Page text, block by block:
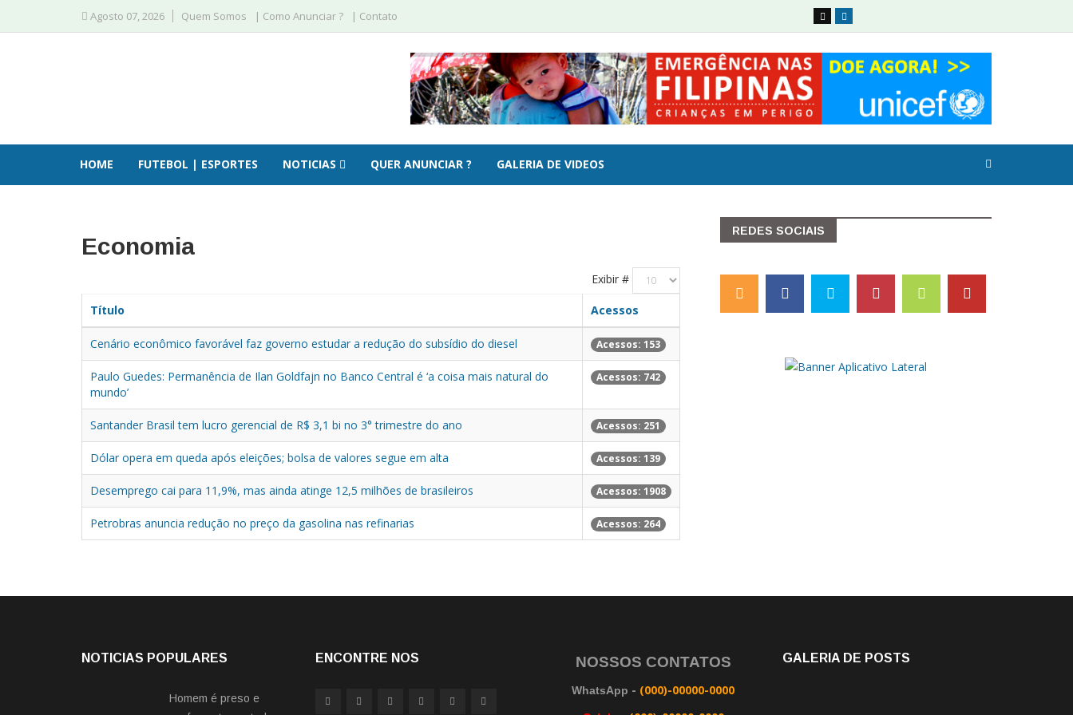
Agosto 07, 2026 Quem Somos | Como Anunciar ? | Contato
HOME FUTEBOL | ESPORTES NOTICIAS QUER ANUNCIAR ? GALERIA DE VIDEOS
Economia
Exibir #
Título Acessos
Cenário econômico favorável faz governo estudar a redução do subsídio do diesel Acessos: 153
Paulo Guedes: Permanência de Ilan Goldfajn no Banco Central é ‘a coisa mais natural do
mundo’
Acessos: 742
Santander Brasil tem lucro gerencial de R$ 3,1 bi no 3° trimestre do ano Acessos: 251
Dólar opera em queda após eleições; bolsa de valores segue em alta Acessos: 139
Desemprego cai para 11,9%, mas ainda atinge 12,5 milhões de brasileiros Acessos: 1908
Petrobras anuncia redução no preço da gasolina nas refinarias Acessos: 264
REDES SOCIAIS
NOTICIAS POPULARES
Homem é preso e
ENCONTRE NOS NOSSOS CONTATOS
WhatsApp - (000)-00000-0000
GALERIA DE POSTS